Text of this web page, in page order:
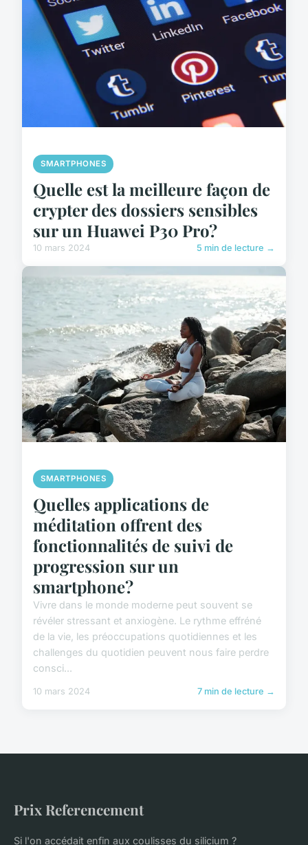
SMARTPHONES
Quelle est la meilleure façon de
crypter des dossiers sensibles
sur un Huawei P30 Pro?
10 mars 2024 5 min de lecture →
SMARTPHONES
Quelles applications de
méditation offrent des
fonctionnalités de suivi de
progression sur un
smartphone?
Vivre dans le monde moderne peut souvent se
révéler stressant et anxiogène. Le rythme effréné
de la vie, les préoccupations quotidiennes et les
challenges du quotidien peuvent nous faire perdre
consci...
10 mars 2024 7 min de lecture →
Prix Referencement
Si l'on accédait enfin aux coulisses du silicium ?